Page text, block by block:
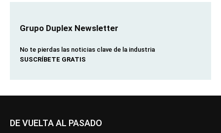
Grupo Duplex Newsletter
No te pierdas las noticias clave de la industria
SUSCRÍBETE GRATIS
DE VUELTA AL PASADO